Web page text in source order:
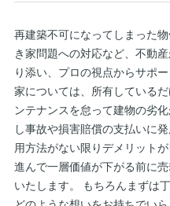
再建築不可になってしまった
き家問題への対応など、不動
り添い、プロの視点からサポ
家については、所有している
ンテナンスを怠って建物の劣
し事故や損害賠償の支払いに
用方法がない限りデメリット
進んで一層価値が下がる前に
いたします。 もちろんまずは